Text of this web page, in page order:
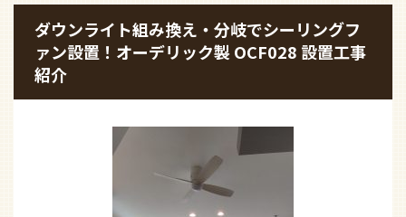
ダウンライト組み換え・分岐でシーリングフ
ァン設置！オーデリック製 OCF028 設置工事
紹介